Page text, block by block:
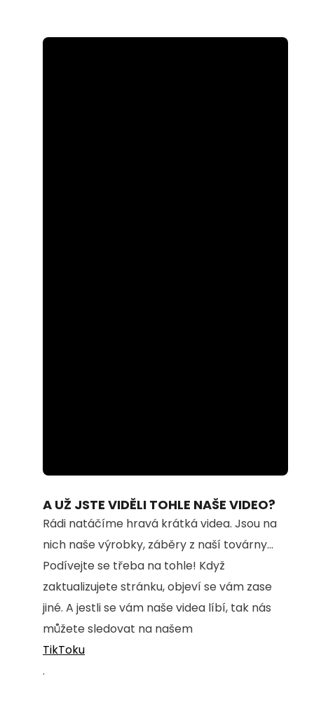
100.00%
A UŽ JSTE VIDĚLI TOHLE NAŠE VIDEO?
Rádi natáčíme hravá krátká videa. Jsou na
nich naše výrobky, záběry z naší továrny...
Podívejte se třeba na tohle! Když
zaktualizujete stránku, objeví se vám zase
jiné. A jestli se vám naše videa líbí, tak nás
můžete sledovat na našem
TikToku
.